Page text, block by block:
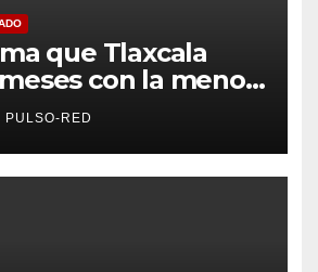
que Tlaxcala
con la menor
en el país
PULSO-RED